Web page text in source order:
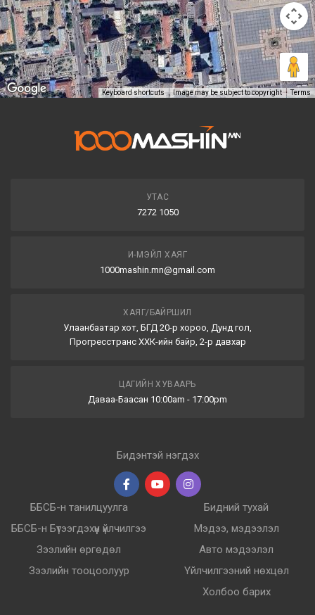
Keyboard shortcuts Image may be subject to copyright Terms
УТАС
7272 1050
И-МЭЙЛ ХАЯГ
1000mashin.mn@gmail.com
ХАЯГ/БАЙРШИЛ
Улаанбаатар хот, БГД 20-р хороо, Дунд гол,
Прогресстранс ХХК-ийн байр, 2-р давхар
ЦАГИЙН ХУВААРЬ
Даваа-Баасан 10:00am - 17:00pm
Бидэнтэй нэгдэх
ББСБ-н танилцуулга
ББСБ-н Бүтээгдэхүүн үйлчилгээ
Зээлийн өргөдөл
Зээлийн тооцоолуур
Бидний тухай
Мэдээ, мэдээлэл
Авто мэдээлэл
Үйлчилгээний нөхцөл
Холбоо барих